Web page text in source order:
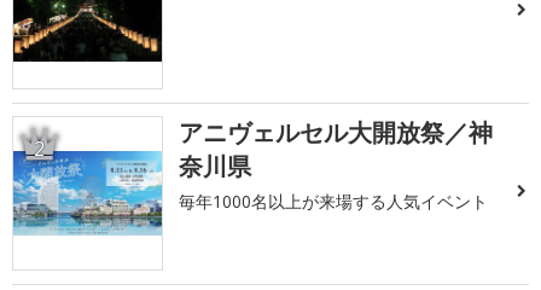
2
アニヴェルセル大開放祭／神
奈川県
毎年1000名以上が来場する人気イベント